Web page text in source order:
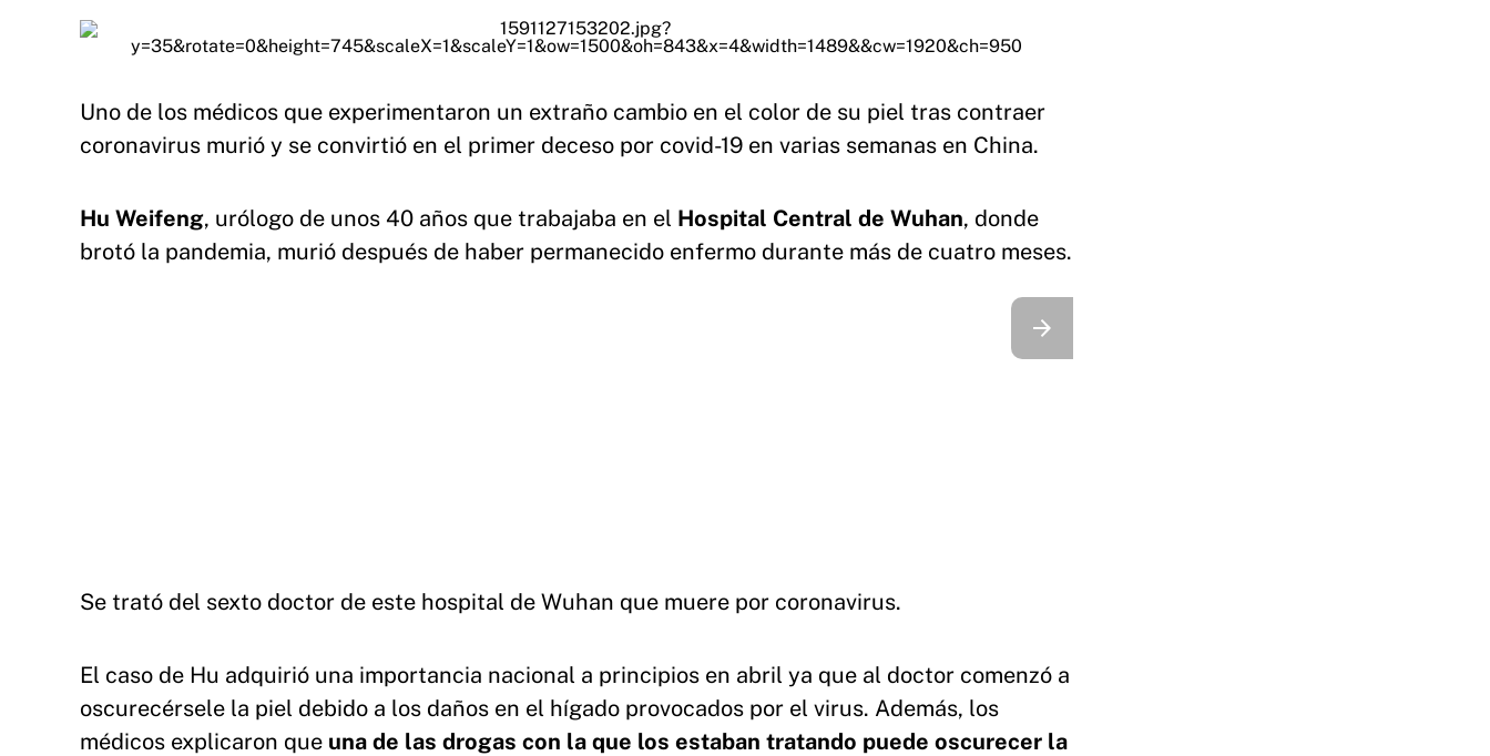
Uno de los médicos que experimentaron un extraño cambio en el color de su piel tras contraer
coronavirus murió y se convirtió en el primer deceso por covid-19 en varias semanas en China.
Hu Weifeng, urólogo de unos 40 años que trabajaba en el Hospital Central de Wuhan, donde
brotó la pandemia, murió después de haber permanecido enfermo durante más de cuatro meses.
Se trató del sexto doctor de este hospital de Wuhan que muere por coronavirus.
El caso de Hu adquirió una importancia nacional a principios en abril ya que al doctor comenzó a
oscurecérsele la piel debido a los daños en el hígado provocados por el virus. Además, los
médicos explicaron que una de las drogas con la que los estaban tratando puede oscurecer la